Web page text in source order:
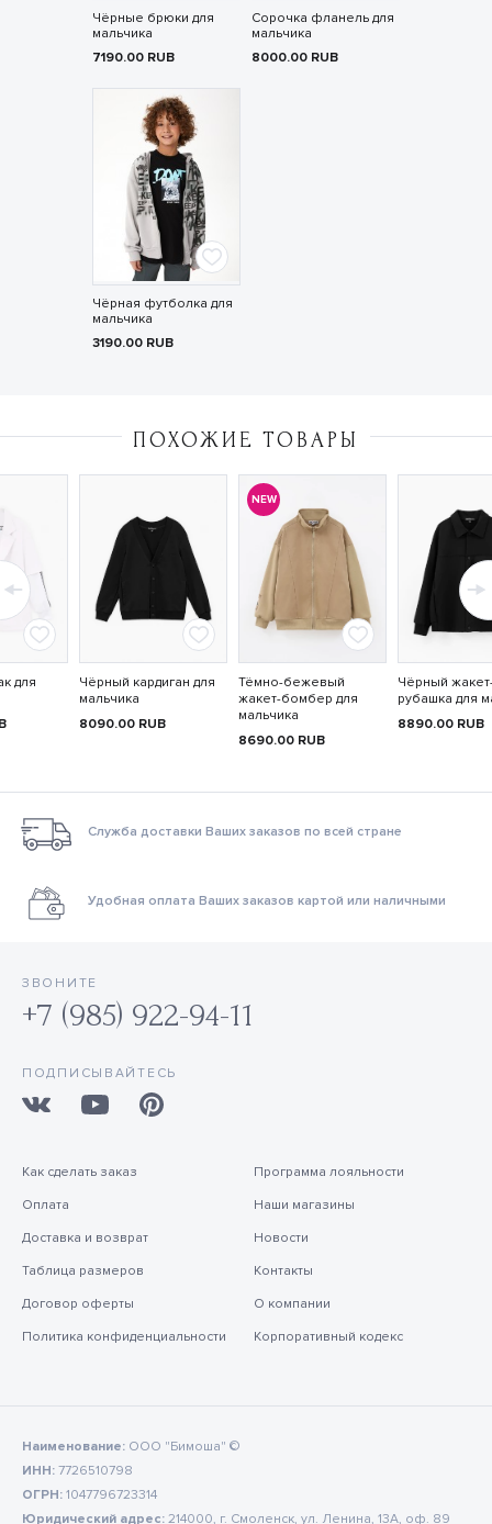
Чёрные брюки для
мальчика
7190.00 RUB
Сорочка фланель для
мальчика
8000.00 RUB
Чёрная футболка для
мальчика
3190.00 RUB
ПОХОЖИЕ ТОВАРЫ
для
Чёрный кардиган для
мальчика
8090.00 RUB
NEW
Тёмно-бежевый
жакет-бомбер для
мальчика
8690.00 RUB
Чёрный
рубашка для
8890.00 RUB
Служба доставки Ваших заказов по всей стране
Удобная оплата Ваших заказов картой или наличными
ЗВОНИТЕ
+7 (985) 922-94-11
ПОДПИСЫВАЙТЕСЬ
Как сделать заказ
Оплата
Доставка и возврат
Таблица размеров
Договор оферты
Политика конфиденциальности
Программа лояльности
Наши магазины
Новости
Контакты
О компании
Корпоративный кодекс
Наименование: ООО "Бимоша" ©
ИНН: 7726510798
ОГРН: 1047796723314
Юридический адрес: 214000, г. Смоленск, ул. Ленина, 13А, оф. 89